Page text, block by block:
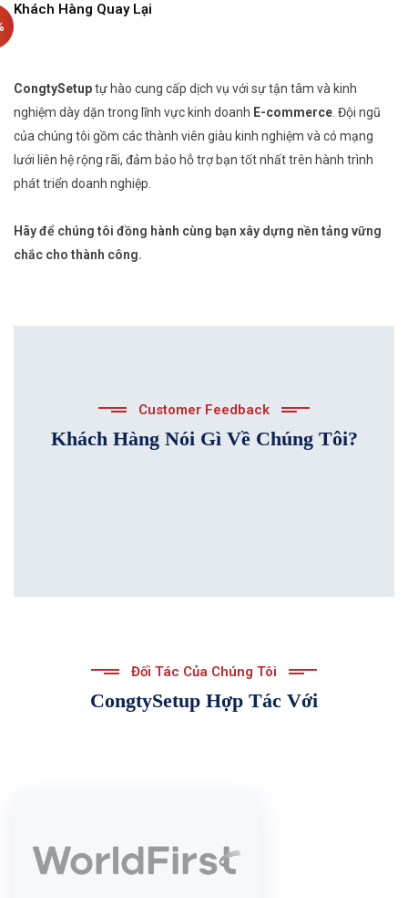
Khách Hàng Quay Lại
CongtySetuptự hào cung cấp dịch vụ với sự tận tâm và kinh
nghiệm dày dặn trong lĩnh vực kinh doanh E-commerce . Đội ngũ
của chúng tôi gồm các thành viên giàu kinh nghiệm và có mạng
lưới liên hệ rộng rãi, đảm bảo hỗ trợ bạn tốt nhất trên hành trình
phát triển doanh nghiệp.
Hãy để chúng tôi đồng hành cùng bạn xây dựng nền tảng vững
chắc cho thành công.
Customer Feedback
Khách Hàng Nói Gì Về Chúng Tôi?
Đối Tác Của Chúng Tôi
CongtySetup Hợp Tác Với